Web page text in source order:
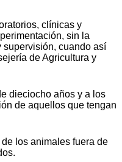
clínicas y
sin la
supervisión, cuando así
de Agricultura y
dieciocho años y a los
de aquellos que tengan
los animales fuera de